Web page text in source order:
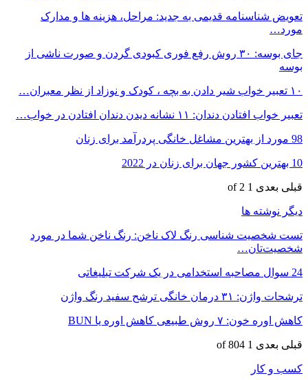
تعویض شناسنامه قدیمی به جدید: مراحل، هزینه ها و مدارک
مورد…
جای بوسه: ۳۰ روش رفع فوری کبودی گردن و صورت ناشی از
بوسه
۱۰ تعبیر خواب شیر دادن به بچه ، کودک و نوزاد از نظر معبران…
تعبیر خواب افتادن دندان: ۱۱ نشانه دیدن دندان افتادن در خواب…
98 مورد از بهترین مشاغل خانگی پردرآمد برای زنان
10 بهترین کشور جهان برای زنان در 2022
قبلی بعدی 1 of 2
دیگر نوشته ها
تست شخصیت شناسی رنگ لاک ناخن: رنگ ناخن شما در مورد
شخصیت‌تان…
24 سوال مصاحبه استخدامی در یک شرکت تبلیغاتی
ترشحات واژن: ۳۱ درمان خانگی ترشح سفید رنگ واژن
کاهش اوره خون: ۷ روش طبیعی کاهش اوره یا BUN
قبلی بعدی 1 of 804
کسب و کار